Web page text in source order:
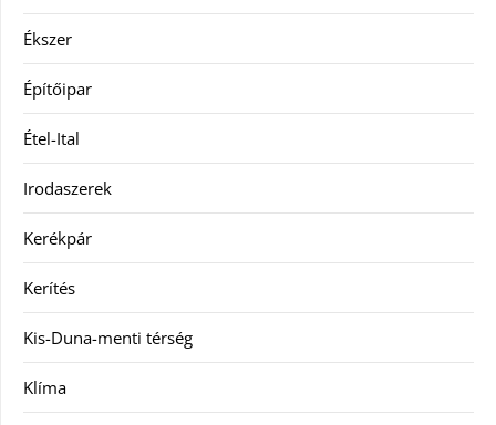
Ékszer
Építőipar
Étel-Ital
Irodaszerek
Kerékpár
Kerítés
Kis-Duna-menti térség
Klíma